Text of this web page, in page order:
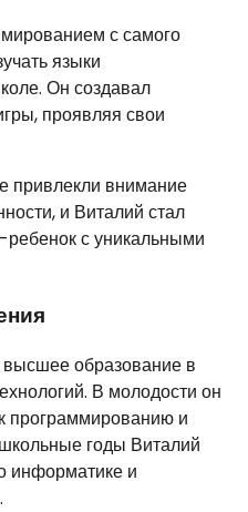
с самого
языки
Он создавал
проявляя свои
привлекли внимание
и Виталий стал
ребенок с уникальными
высшее образование в
В молодости он
программированию и
годы Виталий
информатике и